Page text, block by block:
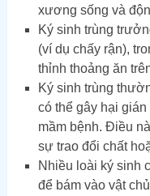
xương sống và
Ký sinh trùng
(ví dụ chấy rận),
thỉnh thoảng ăn
Ký sinh trùng
có thể gây hại
mầm bệnh. Điều
sự trao đổi chất
Nhiều loài ký sinh
để bám vào vật